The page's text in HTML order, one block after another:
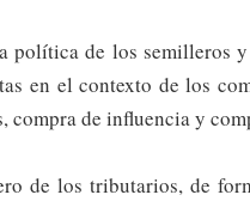
política de los semilleros
en el contexto de los
compra de influencia y
de los tributarios, de